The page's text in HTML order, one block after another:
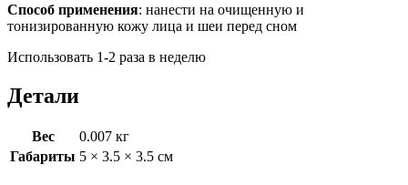
Способ применения: нанести на очищенную и
тонизированную кожу лица и шеи перед сном
Использовать 1-2 раза в неделю
Детали
Вес
0.007 кг
Габариты 5 × 3.5 × 3.5 см